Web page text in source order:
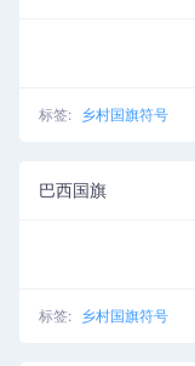
标签: 乡村国旗符号
巴西国旗
标签: 乡村国旗符号